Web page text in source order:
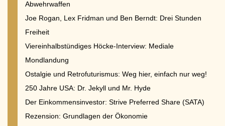
Abwehrwaffen
Joe Rogan, Lex Fridman und Ben Berndt: Drei Stunden
Freiheit
Viereinhalbstündiges Höcke-Interview: Mediale
Mondlandung
Ostalgie und Retrofuturismus: Weg hier, einfach nur weg!
250 Jahre USA: Dr. Jekyll und Mr. Hyde
Der Einkommensinvestor: Strive Preferred Share (SATA)
Rezension: Grundlagen der Ökonomie